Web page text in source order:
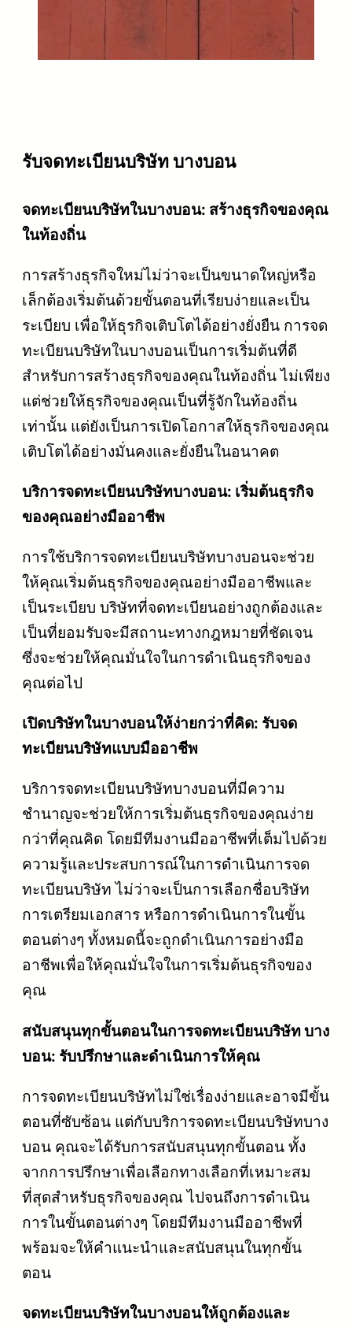
รับจดทะเบียนบริษัท บางบอน
จดทะเบียนบริษัทในบางบอน: สร้างธุรกิจของคุณ
ในท้องถิ่น
การสร้างธุรกิจใหม่ไม่ว่าจะเป็นขนาดใหญ่หรือ
เล็กต้องเริ่มต้นด้วยขั้นตอนที่เรียบง่ายและเป็น
ระเบียบ เพื่อให้ธุรกิจเติบโตได้อย่างยั่งยืน การจด
ทะเบียนบริษัทในบางบอนเป็นการเริ่มต้นที่ดี
สำหรับการสร้างธุรกิจของคุณในท้องถิ่น ไม่เพียง
แต่ช่วยให้ธุรกิจของคุณเป็นที่รู้จักในท้องถิ่น
เท่านั้น แต่ยังเป็นการเปิดโอกาสให้ธุรกิจของคุณ
เติบโตได้อย่างมั่นคงและยั่งยืนในอนาคต
บริการจดทะเบียนบริษัทบางบอน: เริ่มต้นธุรกิจ
ของคุณอย่างมืออาชีพ
การใช้บริการจดทะเบียนบริษัทบางบอนจะช่วย
ให้คุณเริ่มต้นธุรกิจของคุณอย่างมืออาชีพและ
เป็นระเบียบ บริษัทที่จดทะเบียนอย่างถูกต้องและ
เป็นที่ยอมรับจะมีสถานะทางกฎหมายที่ชัดเจน
ซึ่งจะช่วยให้คุณมั่นใจในการดำเนินธุรกิจของ
คุณต่อไป
เปิดบริษัทในบางบอนให้ง่ายกว่าที่คิด: รับจด
ทะเบียนบริษัทแบบมืออาชีพ
บริการจดทะเบียนบริษัทบางบอนที่มีความ
ชำนาญจะช่วยให้การเริ่มต้นธุรกิจของคุณง่าย
กว่าที่คุณคิด โดยมีทีมงานมืออาชีพที่เต็มไปด้วย
ความรู้และประสบการณ์ในการดำเนินการจด
ทะเบียนบริษัท ไม่ว่าจะเป็นการเลือกชื่อบริษัท
การเตรียมเอกสาร หรือการดำเนินการในขั้น
ตอนต่างๆ ทั้งหมดนี้จะถูกดำเนินการอย่างมือ
อาชีพเพื่อให้คุณมั่นใจในการเริ่มต้นธุรกิจของ
คุณ
สนับสนุนทุกขั้นตอนในการจดทะเบียนบริษัท บาง
บอน: รับปรึกษาและดำเนินการให้คุณ
การจดทะเบียนบริษัทไม่ใช่เรื่องง่ายและอาจมีขั้น
ตอนที่ซับซ้อน แต่กับบริการจดทะเบียนบริษัทบาง
บอน คุณจะได้รับการสนับสนุนทุกขั้นตอน ทั้ง
จากการปรึกษาเพื่อเลือกทางเลือกที่เหมาะสม
ที่สุดสำหรับธุรกิจของคุณ ไปจนถึงการดำเนิน
การในขั้นตอนต่างๆ โดยมีทีมงานมืออาชีพที่
พร้อมจะให้คำแนะนำและสนับสนุนในทุกขั้น
ตอน
จดทะเบียนบริษัทในบางบอนให้ถูกต้องและ